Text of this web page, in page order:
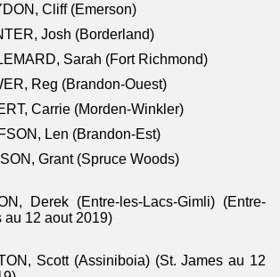
Cliff (Emerson)
Josh (Borderland)
Sarah (Fort Richmond)
Reg (Brandon-Ouest)
Carrie (Morden-Winkler)
Len (Brandon-Est)
Grant (Spruce Woods)
Derek (Entre-les-Lacs-Gimli) (Entre-
au 12 aout 2019)
Scott (Assiniboia) (St. James au 12